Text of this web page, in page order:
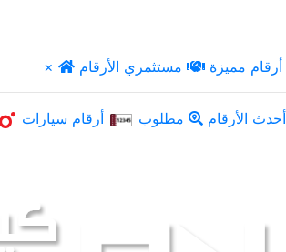
× أرقام مميزة مستثمري الأرقام
أحدث الأرقام مطلوب أرقام سيارات